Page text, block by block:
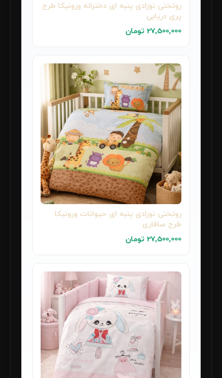
روتختی نوزادی پنبه ای دخترانه ورونیکا طرح
پری دریایی
27٬500٬000 تومان
روتختی نوزادی پنبه ای حیوانات ورونیکا
طرح سافاری
27٬500٬000 تومان